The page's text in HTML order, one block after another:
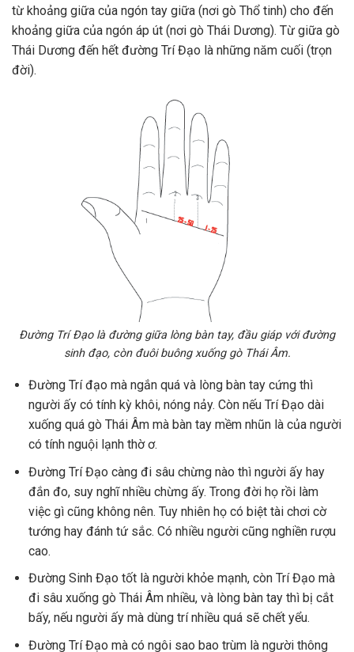
từ khoảng giữa của ngón tay giữa (nơi gò Thổ tinh) cho đến
khoảng giữa của ngón áp út (nơi gò Thái Dương). Từ giữa gò
Thái Dương đến hết đường Trí Đạo là những năm cuối (trọn
đời).
Đường Trí Đạo là đường giữa lòng bàn tay, đầu giáp với đường
sinh đạo, còn đuôi buông xuống gò Thái Âm.
Đường Trí đạo mà ngắn quá và lòng bàn tay cứng thì
người ấy có tính kỳ khôi, nóng nảy. Còn nếu Trí Đạo dài
xuống quá gò Thái Âm mà bàn tay mềm nhũn là của người
có tính nguội lạnh thờ ơ.
Đường Trí Đạo càng đi sâu chừng nào thì người ấy hay
đắn đo, suy nghĩ nhiều chừng ấy. Trong đời họ rồi làm
việc gì cũng không nên. Tuy nhiên họ có biệt tài chơi cờ
tướng hay đánh tứ sắc. Có nhiều người cũng nghiền rượu
cao.
Đường Sinh Đạo tốt là người khỏe mạnh, còn Trí Đạo mà
đi sâu xuống gò Thái Âm nhiều, và lòng bàn tay thì bị cắt
bấy, nếu người ấy mà dùng trí nhiều quá sẽ chết yểu.
Đường Trí Đạo mà có ngôi sao bao trùm là người thông